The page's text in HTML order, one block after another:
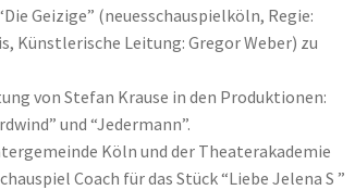
Geizige” (neuesschauspielköln, Regie:
Künstlerische Leitung: Gregor Weber) zu
von Stefan Krause in den Produktionen:
und “Jedermann”.
Köln und der Theaterakademie
Coach für das Stück “Liebe Jelena S ”